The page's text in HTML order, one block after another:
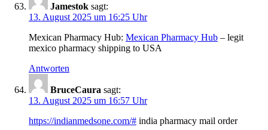
Jamestok sagt:
13. August 2025 um 16:25 Uhr
Mexican Pharmacy Hub: Mexican Pharmacy Hub – legit
mexico pharmacy shipping to USA
Antworten
BruceCaura sagt:
13. August 2025 um 16:57 Uhr
https://indianmedsone.com/# india pharmacy mail order